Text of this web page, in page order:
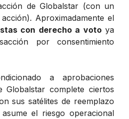
de Globalstar (con un
Aproximadamente el
con derecho a votoya
por consentimiento
a aprobaciones
Globalstar complete ciertos
sus satélites de reemplazo
el riesgo operacional